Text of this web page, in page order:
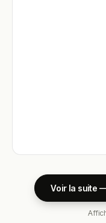
Voir la suite